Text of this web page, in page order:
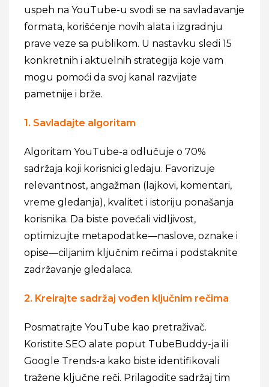
uspeh na YouTube-u svodi se na savladavanje
formata, korišćenje novih alata i izgradnju
prave veze sa publikom. U nastavku sledi 15
konkretnih i aktuelnih strategija koje vam
mogu pomoći da svoj kanal razvijate
pametnije i brže.
1. Savladajte algoritam
Algoritam YouTube-a odlučuje o 70%
sadržaja koji korisnici gledaju. Favorizuje
relevantnost, angažman (lajkovi, komentari,
vreme gledanja), kvalitet i istoriju ponašanja
korisnika. Da biste povećali vidljivost,
optimizujte metapodatke—naslove, oznake i
opise—ciljanim ključnim rečima i podstaknite
zadržavanje gledalaca.
2. Kreirajte sadržaj vođen ključnim rečima
Posmatrajte YouTube kao pretraživač.
Koristite SEO alate poput TubeBuddy-ja ili
Google Trends-a kako biste identifikovali
tražene ključne reči. Prilagodite sadržaj tim